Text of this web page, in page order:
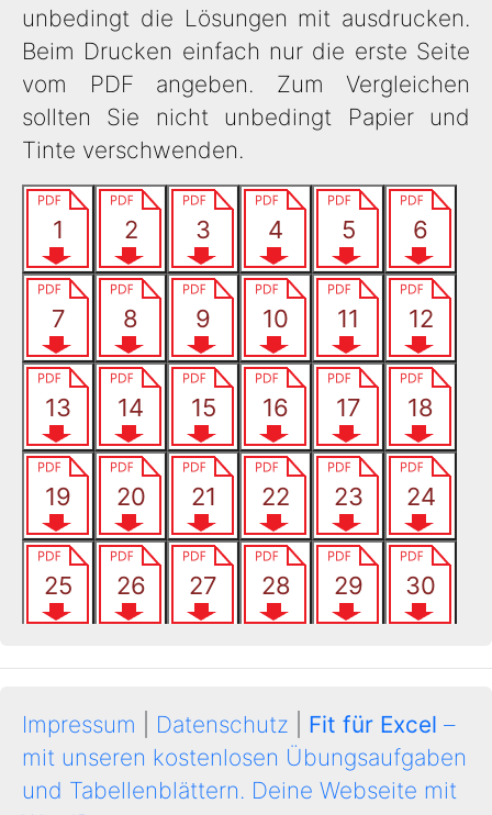
unbedingt die Lösungen mit ausdrucken.
Beim Drucken einfach nur die erste Seite
vom PDF angeben. Zum Vergleichen
sollten Sie nicht unbedingt Papier und
Tinte verschwenden.
Impressum Datenschutz Fit für Excel –
mit unseren kostenlosen Übungsaufgaben
und Tabellenblättern. Deine Webseite mit